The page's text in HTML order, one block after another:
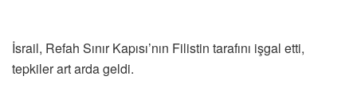
İsrail, Refah Sınır Kapısı’nın Filistin tarafını işgal etti,
tepkiler art arda geldi.